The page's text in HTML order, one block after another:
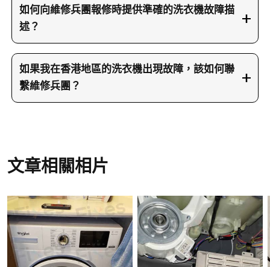
的要點包括不要洗滌過重或過輕的衣物，最好保持
洗衣機負載在七至八成滿。這樣可以避免對洗衣機
造成不必要的壓力和損害，從而提高洗衣機的耐用
如何向維修兵團報修時提供準確的洗衣機故障描
述？
當您向維修兵團報修洗衣機時，提供準確的型號號
碼、拍攝故障現象的照片或視頻可以幫助我們更快
速、準確地理解問題並提供報價。對於具有故障碼
的情況，不同的洗衣機型號可能會有不同的故障指
如果我在香港地區的洗衣機出現故障，該如何聯
繫維修兵團？
兵團網站了解更多有關我們服務的詳細資訊。我們
機維修和清潔服務。
文章相關相片